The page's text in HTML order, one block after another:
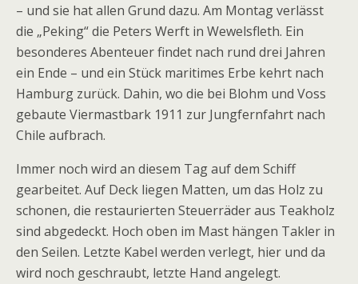
– und sie hat allen Grund dazu. Am Montag verlässt
die „Peking“ die Peters Werft in Wewelsfleth. Ein
besonderes Abenteuer findet nach rund drei Jahren
ein Ende – und ein Stück maritimes Erbe kehrt nach
Hamburg zurück. Dahin, wo die bei Blohm und Voss
gebaute Viermastbark 1911 zur Jungfernfahrt nach
Chile aufbrach.
Immer noch wird an diesem Tag auf dem Schiff
gearbeitet. Auf Deck liegen Matten, um das Holz zu
schonen, die restaurierten Steuerräder aus Teakholz
sind abgedeckt. Hoch oben im Mast hängen Takler in
den Seilen. Letzte Kabel werden verlegt, hier und da
wird noch geschraubt, letzte Hand angelegt.